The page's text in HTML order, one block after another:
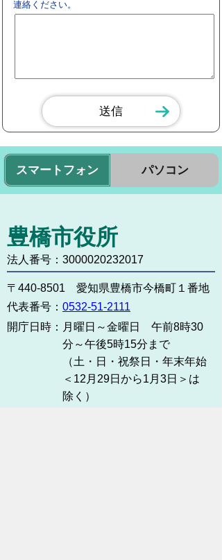
連絡ください。
スマートフォン パソコン
豊橋市役所
法人番号：3000020232017
〒440-8501 愛知県豊橋市今橋町１番地
代表番号： 0532-51-2111
開庁日時： 月曜日～金曜日 午前8時30
分～午後5時15分まで
（土・日・祝祭日・年末年始
＜12月29日から1月3日＞は
除く）